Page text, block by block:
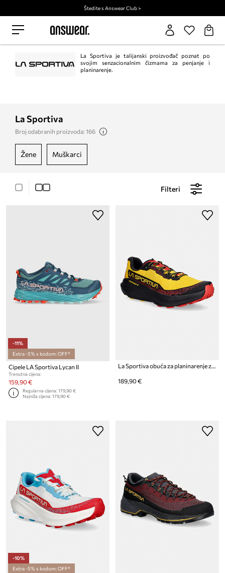
Štedite s Answear Club >
La Sportiva je talijanski proizvođač poznat po
svojim senzacionalnim čizmama za penjanje i
planinarenje.
La Sportiva
Broj odabranih proizvoda: 166
žene muškarci
Filteri
-11%
Extra -5% s kodom: OFF*
Cipele LA Sportiva Lycan II
Trenutna cijena:
159,90 €
Regularna cijena:179,90 €
Najniža cijena:179,90 €
La Sportiva obuća za planinarenje za muškarce Prodigio 2
189,90 €
-10%
Extra -5% s kodom: OFF*